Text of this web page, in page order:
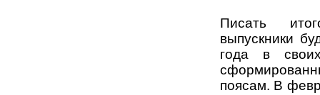
Писать
выпускники
года в
поясам. В